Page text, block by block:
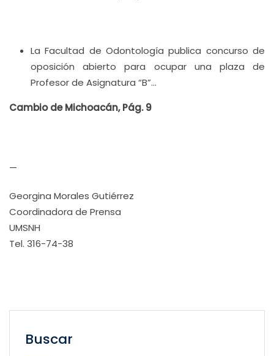
La Facultad de Odontología publica concurso de
oposición abierto para ocupar una plaza de
Profesor de Asignatura “B”…
Cambio de Michoacán, Pág. 9
—
Georgina Morales Gutiérrez
Coordinadora de Prensa
UMSNH
Tel. 316-74-38
Buscar